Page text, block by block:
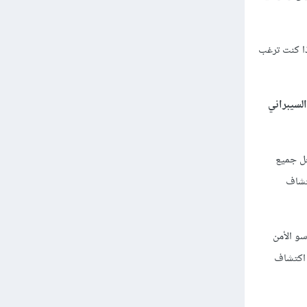
كنت ترغب
جميع
الأمن
اكتشاف